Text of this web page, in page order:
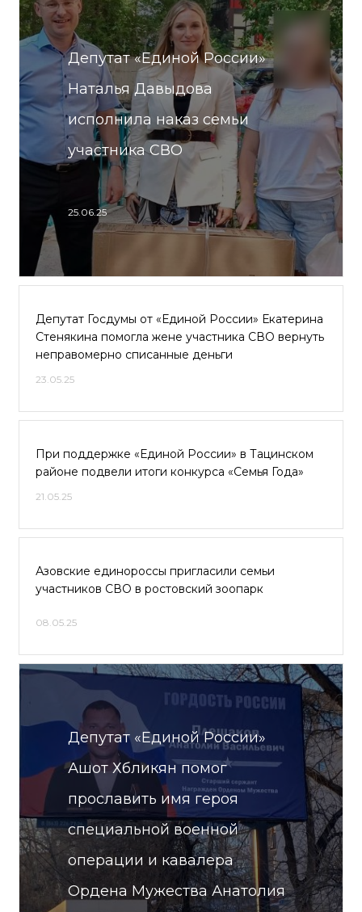
Депутат «Единой России»
Наталья Давыдова
исполнила наказ семьи
участника СВО
25.06.25
Депутат Госдумы от «Единой России» Екатерина
Стенякина помогла жене участника СВО вернуть
неправомерно списанные деньги
23.05.25
При поддержке «Единой России» в Тацинском
районе подвели итоги конкурса «Семья Года»
21.05.25
Азовские единороссы пригласили семьи
участников СВО в ростовский зоопарк
08.05.25
Депутат «Единой России»
Ашот Хбликян помог
прославить имя героя
специальной военной
операции и кавалера
Ордена Мужества Анатолия